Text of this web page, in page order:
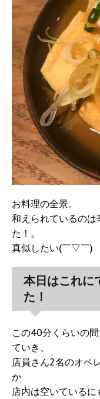
お料理の全景。
和えられているのは
た！。
真似したい(￣▽￣)
本日はこれに
た！
この40分くらいの
ていき、
店員さん2名のオペ
か
店内は空いている